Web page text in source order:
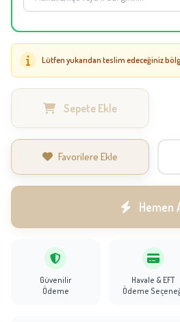
Lütfen yukarıdan teslim edeceğiniz
Sepete Ekle
Favorilere Ekle
Hemen
Güvenilir
Ödeme
Havale & EFT
Ödeme